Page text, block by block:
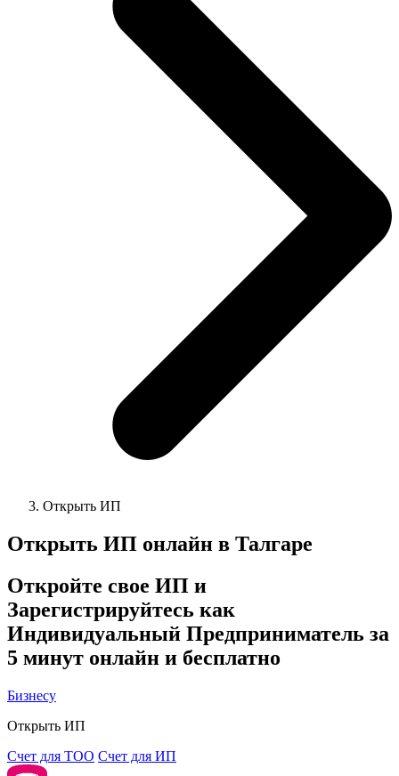
Открыть ИП
Открыть ИП онлайн в Талгаре
Откройте свое ИП и
Зарегистрируйтесь как
Индивидуальный Предприниматель за
5 минут онлайн и бесплатно
Бизнесу
Открыть ИП
Cчет для ТОО Счет для ИП